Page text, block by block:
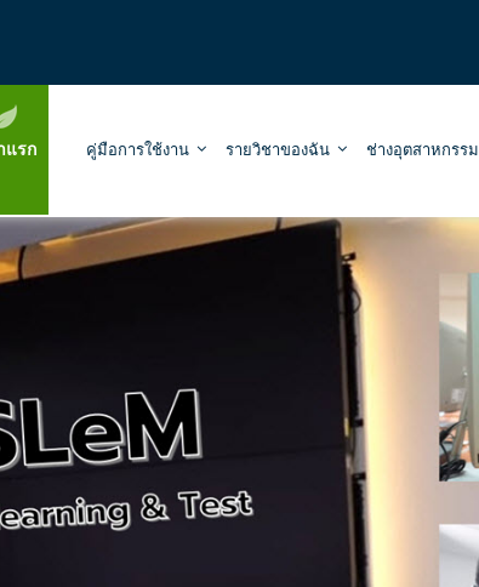
แรก คู่มือการใช้งาน รายวิชาของฉัน ช่างอุตสาหกรรม